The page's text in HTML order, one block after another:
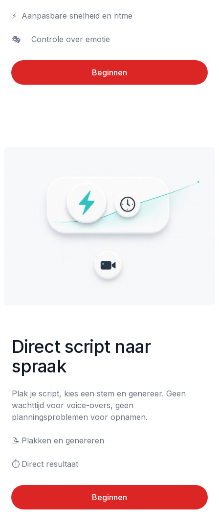
⚡	Aanpasbare snelheid en ritme
🎭	Controle over emotie
Beginnen
Direct script naar
spraak
Plak je script, kies een stem en genereer. Geen
wachttijd voor voice-overs, geen
planningsproblemen voor opnamen.
📝	Plakken en genereren
⏱️	Direct resultaat
Beginnen